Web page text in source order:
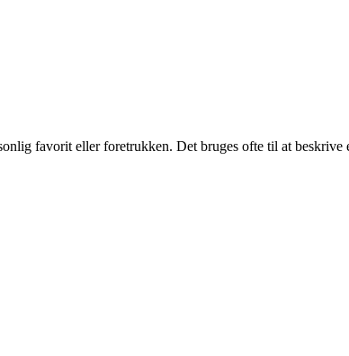
favorit eller foretrukken. Det bruges ofte til at